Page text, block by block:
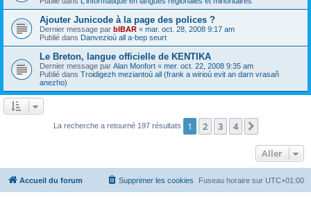
Ajouter Junicode à la page des polices ?
Dernier message par bIBAR « mar. oct. 28, 2008 9:17 am
Publié dans Danvezioù all a-bep seurt
Le Breton, langue officielle de KENTIKA
Dernier message par Alan Monfort « mer. oct. 22, 2008 9:35 am
Publié dans Troidigezh meziantoù all (frank a wirioù evit an darn vrasañ
anezho)
La recherche a retourné 197 résultats 1 2 3 4
Aller
Accueil du forum Fuseau horaire sur UTC+01:00
Supprimer les cookies